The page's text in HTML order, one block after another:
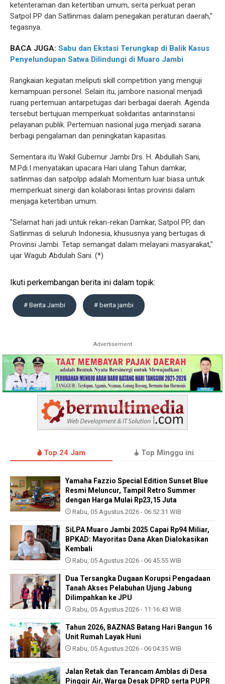
ketenteraman dan ketertiban umum, serta perkuat peran
Satpol PP dan Satlinmas dalam penegakan peraturan daerah,”
tegasnya.
BACA JUGA: Sabu dan Ekstasi Terungkap di Balik Kasus
Penyelundupan Satwa Dilindungi di Muaro Jambi
Rangkaian kegiatan meliputi skill competition yang menguji
kemampuan personel. Selain itu, jambore nasional menjadi
ruang pertemuan antarpetugas dari berbagai daerah. Agenda
tersebut bertujuan memperkuat solidaritas antarinstansi
pelayanan publik. Pertemuan nasional juga menjadi sarana
berbagi pengalaman dan peningkatan kapasitas.
Sementara itu Wakil Gubernur Jambi Drs. H. Abdullah Sani,
M.Pdi.I menyatakan upacara Hari ulang Tahun damkar,
satlinmas dan satpolpp adalah Momentum luar biasa untuk
memperkuat sinergi dan kolaborasi lintas provinsi dalam
menjaga ketertiban umum.
"Selamat hari jadi untuk rekan-rekan Damkar, Satpol PP, dan
Satlinmas di seluruh Indonesia, khususnya yang bertugas di
Provinsi Jambi. Tetap semangat dalam melayani masyarakat,"
ujar Wagub Abdulah Sani. (*)
Ikuti perkembangan berita ini dalam topik:
# Berita Jambi # berita jambi
Advertisement
Top 24 Jam Top Minggu ini
Yamaha Fazzio Special Edition Sunset Blue
Resmi Meluncur, Tampil Retro Summer
dengan Harga Mulai Rp23,15 Juta
Rabu, 05 Agustus 2026 - 06:52:31 WIB
SiLPA Muaro Jambi 2025 Capai Rp94 Miliar,
BPKAD: Mayoritas Dana Akan Dialokasikan
Kembali
Rabu, 05 Agustus 2026 - 06:45:55 WIB
Dua Tersangka Dugaan Korupsi Pengadaan
Tanah Akses Pelabuhan Ujung Jabung
Dilimpahkan ke JPU
Rabu, 05 Agustus 2026 - 11:16:43 WIB
Tahun 2026, BAZNAS Batang Hari Bangun 16
Unit Rumah Layak Huni
Rabu, 05 Agustus 2026 - 06:04:35 WIB
Jalan Retak dan Terancam Amblas di Desa
Pinggir Air, Warga Desak DPRD serta PUPR